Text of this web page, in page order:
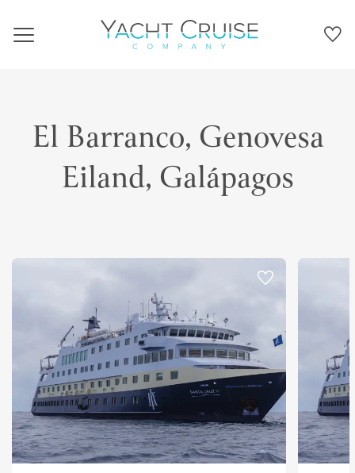
Navigation
El Barranco, Genovesa
Eiland, Galápagos